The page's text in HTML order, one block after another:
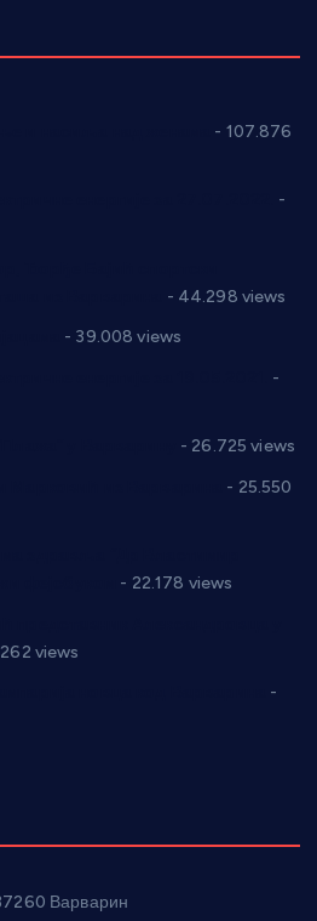
- 107.876
-
- 44.298 views
- 39.008 views
-
- 26.725 views
- 25.550
- 22.178 views
views
-
Варварин